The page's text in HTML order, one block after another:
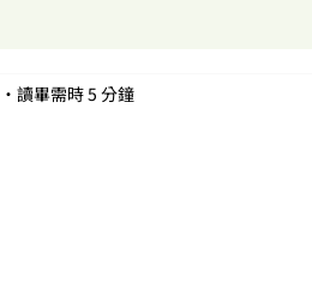
讀畢需時 5 分鐘